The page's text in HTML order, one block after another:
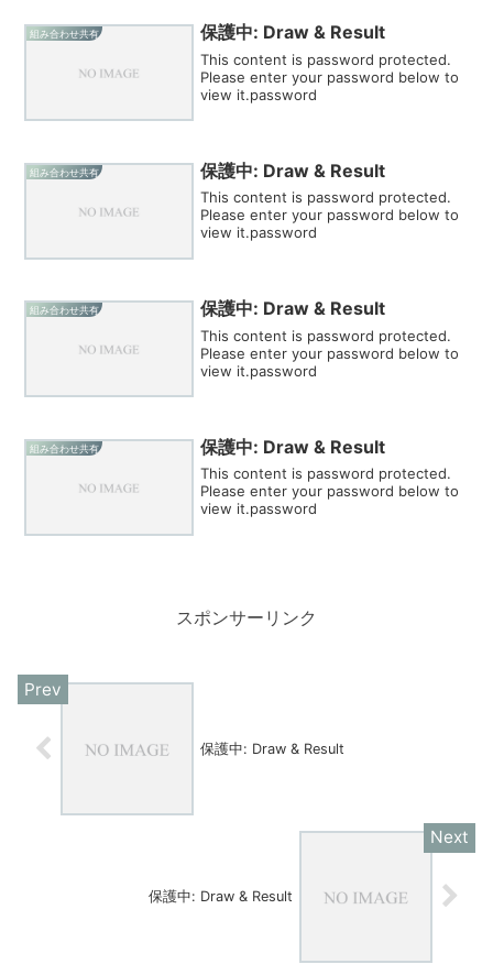
組み合わせ共有 保護中: Draw & Result
This content is password protected.
Please enter your password below to
view it.password
組み合わせ共有 保護中: Draw & Result
This content is password protected.
Please enter your password below to
view it.password
組み合わせ共有 保護中: Draw & Result
This content is password protected.
Please enter your password below to
view it.password
組み合わせ共有 保護中: Draw & Result
This content is password protected.
Please enter your password below to
view it.password
スポンサーリンク
保護中: Draw & Result
保護中: Draw & Result